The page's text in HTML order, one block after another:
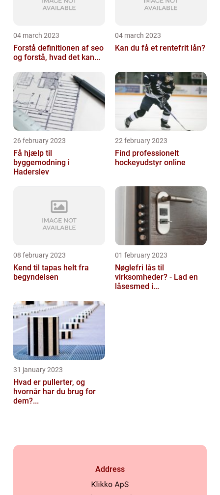
04 march 2023
Forstå definitionen af seo
og forstå, hvad det kan...
04 march 2023
Kan du få et rentefrit lån?
26 february 2023
Få hjælp til
byggemodning i
Haderslev
22 february 2023
Find professionelt
hockeyudstyr online
08 february 2023
Kend til tapas helt fra
begyndelsen
01 february 2023
Nøglefri lås til
virksomheder? - Lad en
låsesmed i...
31 january 2023
Hvad er pullerter, og
hvornår har du brug for
dem?...
Address